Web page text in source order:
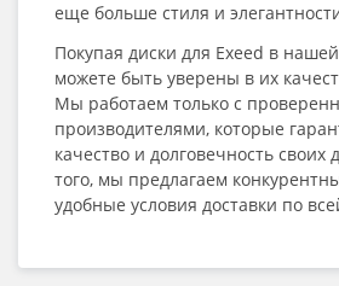
еще больше стиля и
Покупая диски для Exeed в
можете быть уверены в их
Мы работаем только с
производителями, которые
качество и долговечность своих
того, мы предлагаем
удобные условия доставки по